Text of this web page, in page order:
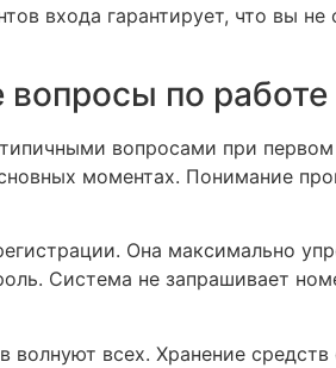
входа гарантирует, что вы
по
вопросами при
моментах. Понимание
Она максимально
Система не запрашивает
волнуют всех. Хранение